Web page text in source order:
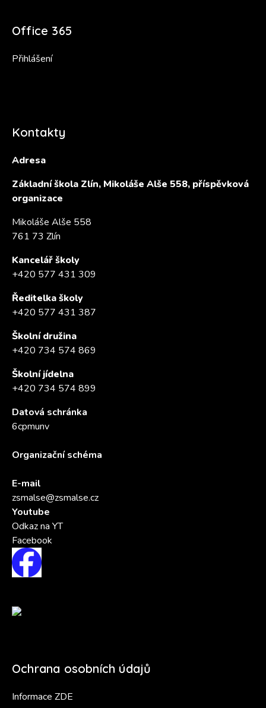
Office 365
Přihlášení
Kontakty
Adresa
Základní škola Zlín, Mikoláše Alše 558, příspěvková
organizace
Mikoláše Alše 558
761 73 Zlín
Kancelář školy
+420 577 431 309
Ředitelka školy
+420 577 431 387
Školní družina
+420 734 574 869
Školní jídelna
+420 734 574 899
Datová schránka
6cpmunv
Organizační schéma
E-mail
zsmalse@zsmalse.cz
Youtube
Odkaz na YT
Facebook
Ochrana osobních údajů
Informace ZDE